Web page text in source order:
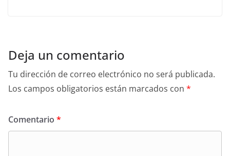
Deja un comentario
Tu dirección de correo electrónico no será publicada.
Los campos obligatorios están marcados con *
Comentario *